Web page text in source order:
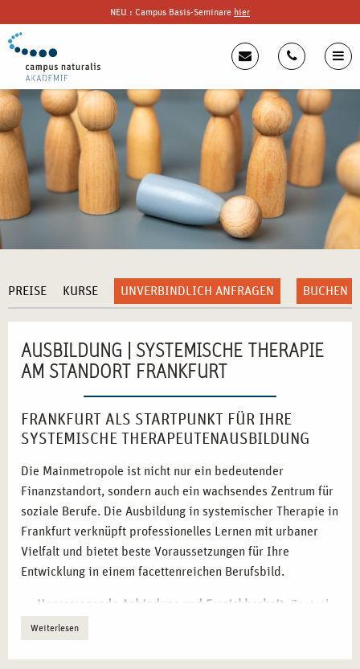
NEU : Campus Basis-Seminare hier
PREISE KURSE UNVERBINDLICH ANFRAGEN BUCHEN
AUSBILDUNG | SYSTEMISCHE THERAPIE
AM STANDORT FRANKFURT
FRANKFURT ALS STARTPUNKT FÜR IHRE
SYSTEMISCHE THERAPEUTENAUSBILDUNG
Die Mainmetropole ist nicht nur ein bedeutender
Finanzstandort, sondern auch ein wachsendes Zentrum für
soziale Berufe. Die Ausbildung in systemischer Therapie in
Frankfurt verknüpft professionelles Lernen mit urbaner
Vielfalt und bietet beste Voraussetzungen für Ihre
Entwicklung in einem facettenreichen Berufsbild.
Hervorragende Anbindung und Erreichbarkeit:
Zentral
in Deutschland gelegen, ist Frankfurt mit öffentlichen
Weiterlesen